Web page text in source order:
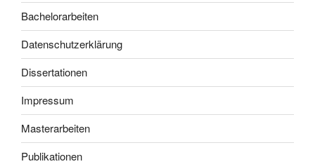
Bachelorarbeiten
Datenschutzerklärung
Dissertationen
Impressum
Masterarbeiten
Publikationen